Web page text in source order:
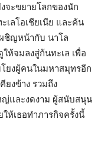
จะขยายโลกของนัก
เลโอเชียเนีย และค้น
ชิญหน้ากับ นาโล
ห้จมลงสู่ก้นทะเล เพื่อ
ยงผู้คนในมหาสมุทรอีก
ยงข้าง รวมถึง
ญ่และงดงาม ผู้สนับสนุน
ห้เธอทำภารกิจครั้งนี้